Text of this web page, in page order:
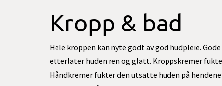
Kropp & bad
Hele kroppen kan nyte godt av god hudpleie.
etterlater huden ren og glatt. Kroppskremer
Håndkremer fukter den utsatte huden på